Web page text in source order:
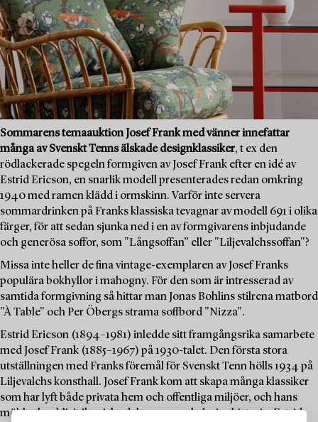
Sommarens temaauktion Josef Frank med vänner innefattar
många av Svenskt Tenns älskade designklassiker, t ex den
rödlackerade spegeln formgiven av Josef Frank efter en idé av
Estrid Ericson, en snarlik modell presenterades redan omkring
1940 med ramen klädd i ormskinn. Varför inte servera
sommardrinken på Franks klassiska tevagnar av modell 691 i olika
färger, för att sedan sjunka ned i en av formgivarens inbjudande
och generösa soffor, som "Långsoffan” eller "Liljevalchssoffan"?
Missa inte heller de fina vintage-exemplaren av Josef Franks
populära bokhyllor i mahogny. För den som är intresserad av
samtida formgivning så hittar man Jonas Bohlins stilrena matbord
"À Table" och Per Öbergs strama soffbord "Nizza".
Estrid Ericson (1894–1981) inledde sitt framgångsrika samarbete
med Josef Frank (1885–1967) på 1930-talet. Den första stora
utställningen med Franks föremål för Svenskt Tenn hölls 1934 på
Liljevalchs konsthall. Josef Frank kom att skapa många klassiker
som har lyft både privata hem och offentliga miljöer, och hans
möbler har blivit ikoniska delar av svensk designhistoria. Estrid